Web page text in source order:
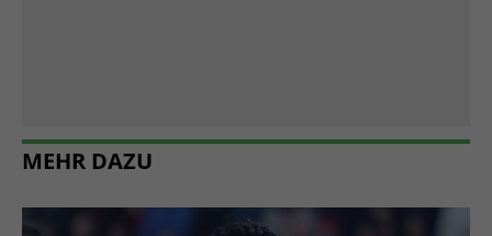
MEHR DAZU